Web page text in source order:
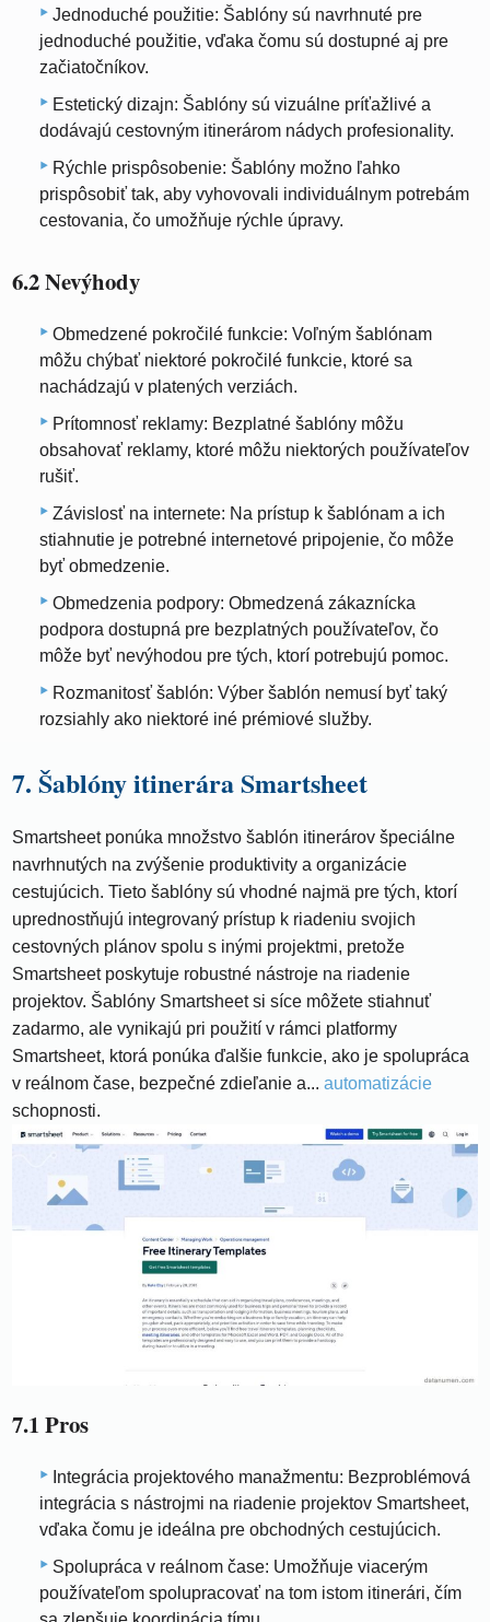
Jednoduché použitie: Šablóny sú navrhnuté pre
jednoduché použitie, vďaka čomu sú dostupné aj pre
začiatočníkov.
Estetický dizajn: Šablóny sú vizuálne príťažlivé a
dodávajú cestovným itinerárom nádych profesionality.
Rýchle prispôsobenie: Šablóny možno ľahko
prispôsobiť tak, aby vyhovovali individuálnym potrebám
cestovania, čo umožňuje rýchle úpravy.
6.2 Nevýhody
Obmedzené pokročilé funkcie: Voľným šablónam
môžu chýbať niektoré pokročilé funkcie, ktoré sa
nachádzajú v platených verziách.
Prítomnosť reklamy: Bezplatné šablóny môžu
obsahovať reklamy, ktoré môžu niektorých používateľov
rušiť.
Závislosť na internete: Na prístup k šablónam a ich
stiahnutie je potrebné internetové pripojenie, čo môže
byť obmedzenie.
Obmedzenia podpory: Obmedzená zákaznícka
podpora dostupná pre bezplatných používateľov, čo
môže byť nevýhodou pre tých, ktorí potrebujú pomoc.
Rozmanitosť šablón: Výber šablón nemusí byť taký
rozsiahly ako niektoré iné prémiové služby.
7. Šablóny itinerára Smartsheet
Smartsheet ponúka množstvo šablón itinerárov špeciálne
navrhnutých na zvýšenie produktivity a organizácie
cestujúcich. Tieto šablóny sú vhodné najmä pre tých, ktorí
uprednostňujú integrovaný prístup k riadeniu svojich
cestovných plánov spolu s inými projektmi, pretože
Smartsheet poskytuje robustné nástroje na riadenie
projektov. Šablóny Smartsheet si síce môžete stiahnuť
zadarmo, ale vynikajú pri použití v rámci platformy
Smartsheet, ktorá ponúka ďalšie funkcie, ako je spolupráca
v reálnom čase, bezpečné zdieľanie a...automatizácie
schopnosti.
7.1 Pros
Integrácia projektového manažmentu: Bezproblémová
integrácia s nástrojmi na riadenie projektov Smartsheet,
vďaka čomu je ideálna pre obchodných cestujúcich.
Spolupráca v reálnom čase: Umožňuje viacerým
používateľom spolupracovať na tom istom itinerári, čím